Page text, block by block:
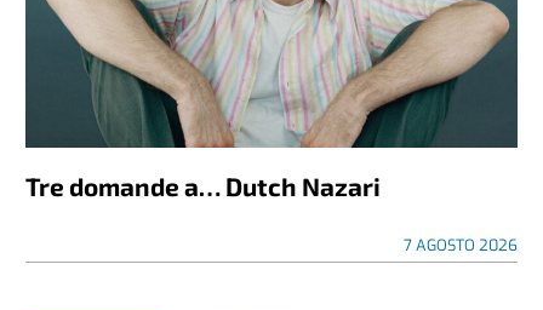
Tre domande a… Dutch Nazari
7 AGOSTO 2026